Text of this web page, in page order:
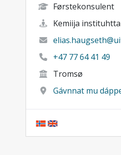
Førstekonsulent
Kemiija instituhtta
+47 77 64 41 49
Tromsø
Gávnnat mu